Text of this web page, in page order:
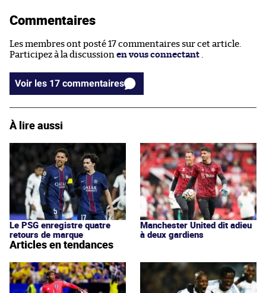
Commentaires
Les membres ont posté 17 commentaires sur cet article.
Participez à la discussion en vous connectant
Voir les 17 commentaires
À lire aussi
Le PSG enregistre quatre
retours de marque
Manchester United dit adieu
à deux gardiens
Articles en tendances